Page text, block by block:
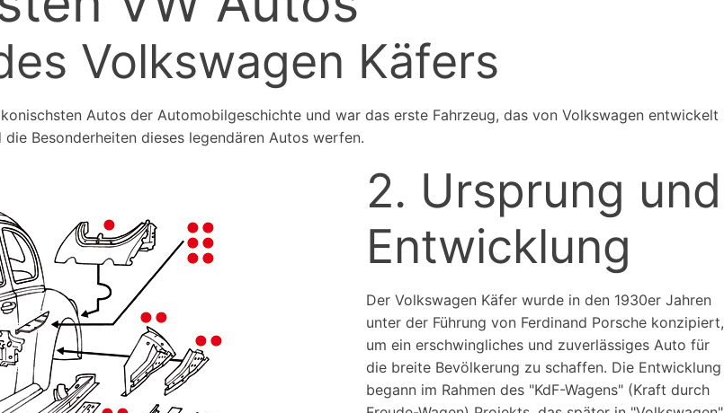
Volkswagen Käfers
Autos der Automobilgeschichte und war das erste Fahrzeug, das von Volkswagen entwickelt
Besonderheiten dieses legendären Autos werfen.
2. Ursprung und
Entwicklung
Der Volkswagen Käfer wurde in den 1930er Jahren
unter der Führung von Ferdinand Porsche konzipiert,
um ein erschwingliches und zuverlässiges Auto für
die breite Bevölkerung zu schaffen. Die Entwicklung
begann im Rahmen des "KdF-Wagens" (Kraft durch